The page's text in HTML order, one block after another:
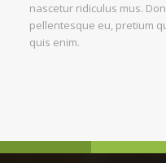
nascetur ridiculus mus.
pellentesque eu, pretium
quis enim.